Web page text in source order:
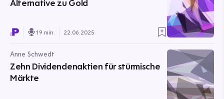
Alternative zu Gold
19 min. 22.06.2025
Anne Schwedt
Zehn Dividendenaktien für stürmische
Märkte